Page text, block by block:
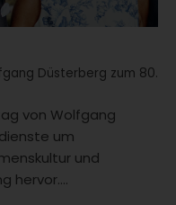
Düsterberg zum 80.
von Wolfgang
um
und
hervor....